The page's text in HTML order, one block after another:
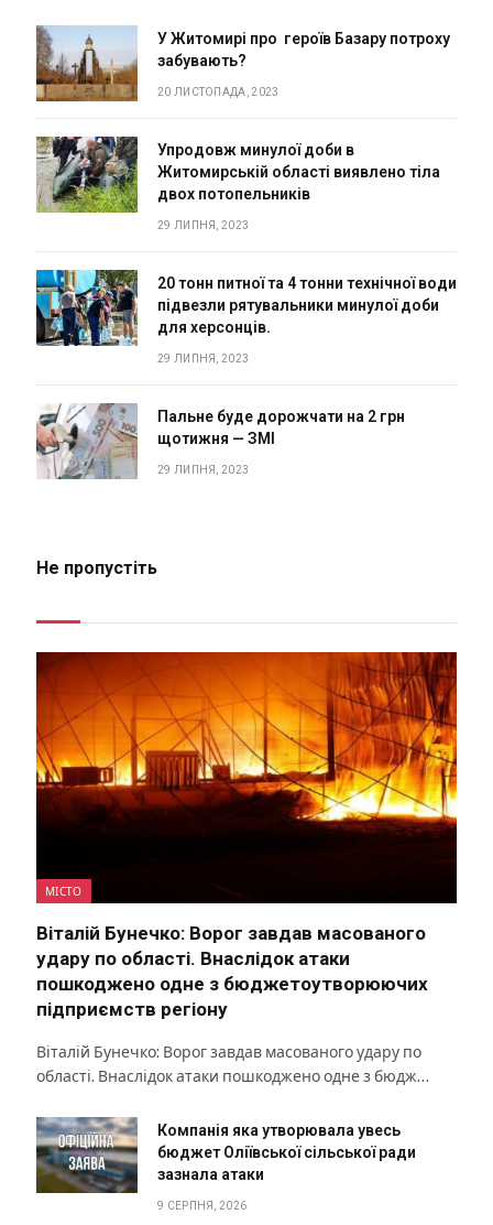
У Житомирі про героїв Базару потроху
забувають?
20 ЛИСТОПАДА, 2023
Упродовж минулої доби в
Житомирській області виявлено тіла
двох потопельників
29 ЛИПНЯ, 2023
20 тонн питної та 4 тонни технічної води
підвезли рятувальники минулої доби
для херсонців.
29 ЛИПНЯ, 2023
Пальне буде дорожчати на 2 грн
щотижня — ЗМІ
29 ЛИПНЯ, 2023
Не пропустіть
МІСТО
Віталій Бунечко: Ворог завдав масованого
удару по області. Внаслідок атаки
пошкоджено одне з бюджетоутворюючих
підприємств регіону
Віталій Бунечко: Ворог завдав масованого удару по
області. Внаслідок атаки пошкоджено одне з бюдж…
Компанія яка утворювала увесь
бюджет Оліївської сільської ради
зазнала атаки
9 СЕРПНЯ, 2026